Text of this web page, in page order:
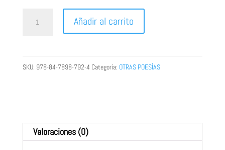
Añadir al carrito
SKU: 978-84-7898-792-4 Categoría: OTRAS POESÍAS
Valoraciones (0)